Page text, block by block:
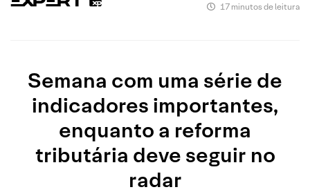
17 minutos de leitura
Semana com uma série de
indicadores importantes,
enquanto a reforma
tributária deve seguir no
radar